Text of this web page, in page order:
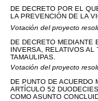
DE DECRETO POR EL
LA PREVENCIÓN DE LA
Votación del proyecto
DE DECRETO MEDIANTE
INVERSA, RELATIVOS AL
TAMAULIPAS.
Votación del proyecto
DE PUNTO DE ACUERDO
ARTÍCULO 52
COMO ASUNTO